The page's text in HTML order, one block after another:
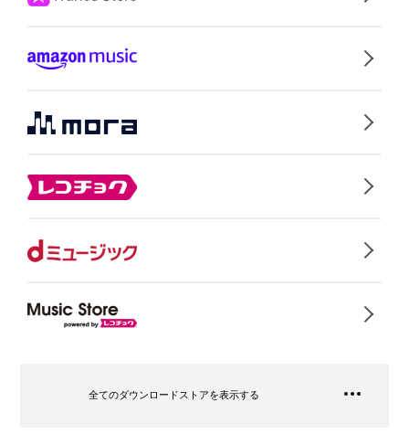
全てのダウンロードストアを表示する